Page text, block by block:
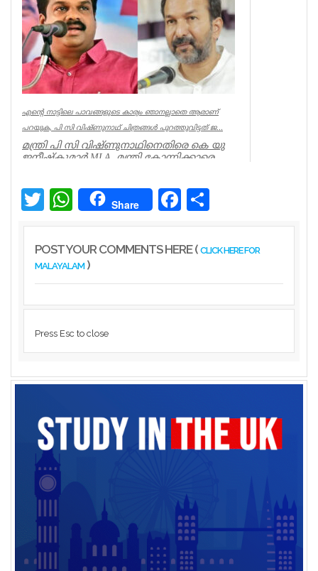
Kerala
എന്റെ നാട്ടിലെ പാവങ്ങളുടെ കാര്യം ഞാനല്ലാതെ ആരാണ്
പറയുക, പി സി വിഷ്‌ണുനാഥ് ചിത്രങ്ങൾ പുറത്തുവിട്ടത് ജ...
മന്ത്രി പി സി വിഷ്ണുനാഥിനെതിരെ കെ യു
ജനീഷ്കുമാർ MLA. മന്ത്രി കോന്നിക്കാരെ
Kerala
Twitter WhatsAppShare Facebook
POST YOUR COMMENTS HERE ( CLICK HERE FOR
MALAYALAM)
Press Esc to close